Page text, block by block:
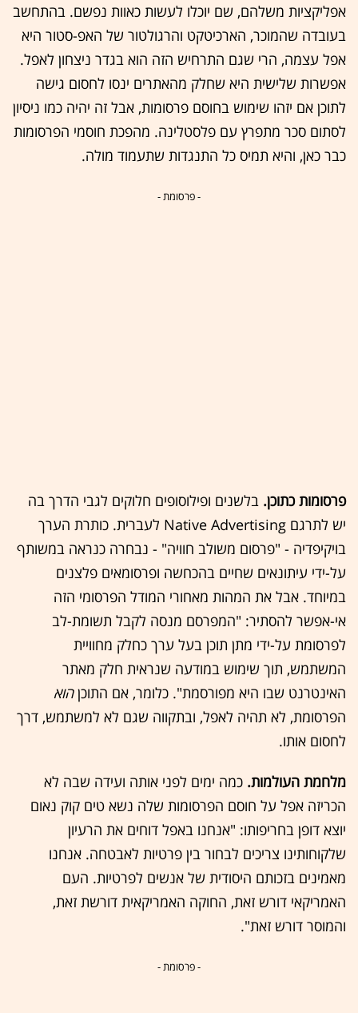
אפליקציות משלהם, שם יוכלו לעשות כאוות נפשם. בהתחשב
בעובדה שהמוכר, הארכיטקט והרגולטור של האפ-סטור היא
אפל עצמה, הרי שגם התרחיש הזה הוא בגדר ניצחון לאפל.
אפשרות שלישית היא שחלק מהאתרים ינסו לחסום גישה
לתוכן אם יזהו שימוש בחוסם פרסומות, אבל זה יהיה כמו ניסיון
לסתום סכר מתפרץ עם פלסטלינה. מהפכת חוסמי הפרסומות
כבר כאן, והיא תמיס כל התנגדות שתעמוד מולה.
- פרסומת -
פרסומות כתוכן. בלשנים ופילוסופים חלוקים לגבי הדרך בה
יש לתרגם Native Advertising לעברית. כותרת הערך
בויקיפדיה - "פרסום משולב חוויה" - נבחרה כנראה במשותף
על-ידי עיתונאים שחיים בהכחשה ופרסומאים פלצנים
במיוחד. אבל את המהות מאחורי המודל הפרסומי הזה
אי-אפשר להסתיר: "המפרסם מנסה לקבל תשומת-לב
לפרסומת על-ידי מתן תוכן בעל ערך כחלק מחוויית
המשתמש, תוך שימוש במודעה שנראית חלק מאתר
האינטרנט שבו היא מפורסמת". כלומר, אם התוכןהוא
הפרסומת, לא תהיה לאפל, ובתקווה שגם לא למשתמש, דרך
לחסום אותו.
מלחמת העולמות. כמה ימים לפני אותה ועידה שבה לא
הכריזה אפל על חוסם הפרסומות שלה נשא טים קוק נאום
יוצא דופן בחריפותו: "אנחנו באפל דוחים את הרעיון
שלקוחותינו צריכים לבחור בין פרטיות לאבטחה. אנחנו
מאמינים בזכותם היסודית של אנשים לפרטיות. העם
האמריקאי דורש זאת, החוקה האמריקאית דורשת זאת,
והמוסר דורש זאת".
- פרסומת -